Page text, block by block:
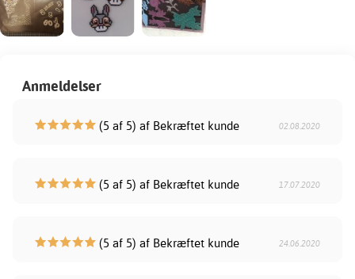
Anmeldelser
(5 af 5) af Bekræftet kunde 02.08.2020
(5 af 5) af Bekræftet kunde 17.07.2020
(5 af 5) af Bekræftet kunde 24.06.2020